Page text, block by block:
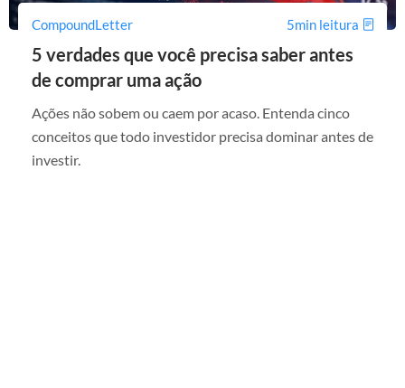
CompoundLetter 5min leitura
5 verdades que você precisa saber antes
de comprar uma ação
Ações não sobem ou caem por acaso. Entenda cinco
conceitos que todo investidor precisa dominar antes de
investir.